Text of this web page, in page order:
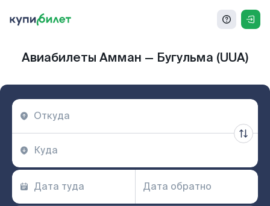
Авиабилеты Амман — Бугульма (UUA)